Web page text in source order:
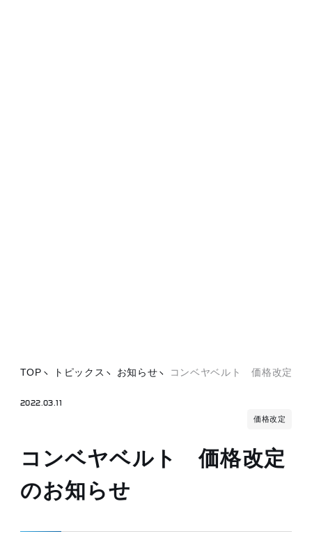
TOP トピックス お知らせ コンベヤベルト 価格改定の
2022.03.11
価格改定
コンベヤベルト 価格改定
のお知らせ